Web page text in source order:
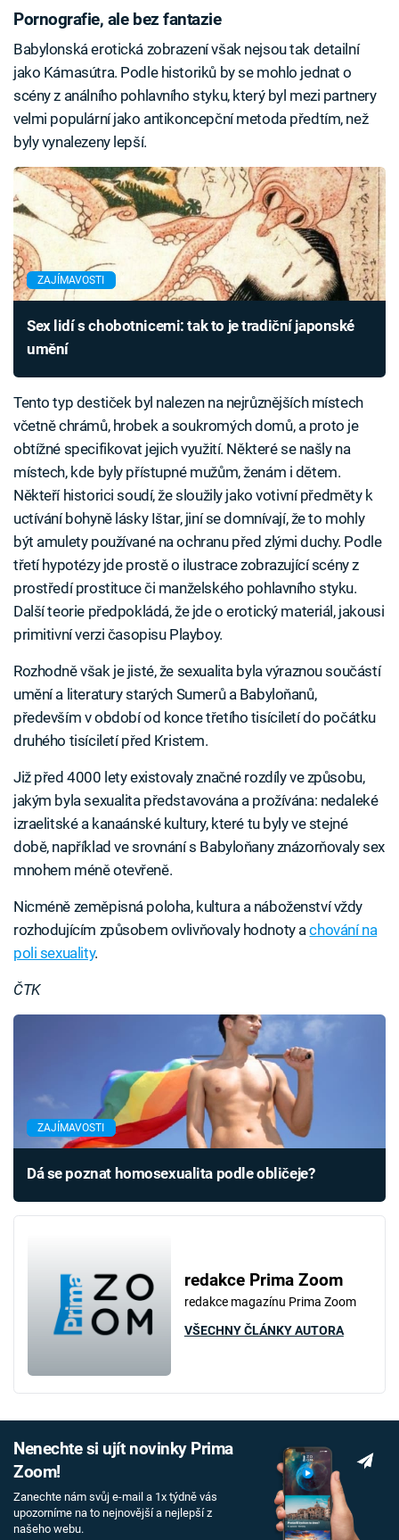
Pornografie, ale bez fantazie
Babylonská erotická zobrazení však nejsou tak detailní
jako Kámasútra. Podle historiků by se mohlo jednat o
scény z análního pohlavního styku, který byl mezi partnery
velmi populární jako antikoncepční metoda předtím, než
byly vynalezeny lepší.
ZAJÍMAVOSTI
Sex lidí s chobotnicemi: tak to je tradiční japonské
umění
Tento typ destiček byl nalezen na nejrůznějších místech
včetně chrámů, hrobek a soukromých domů, a proto je
obtížné specifikovat jejich využití. Některé se našly na
místech, kde byly přístupné mužům, ženám i dětem.
Někteří historici soudí, že sloužily jako votivní předměty k
uctívání bohyně lásky Ištar, jiní se domnívají, že to mohly
být amulety používané na ochranu před zlými duchy. Podle
třetí hypotézy jde prostě o ilustrace zobrazující scény z
prostředí prostituce či manželského pohlavního styku.
Další teorie předpokládá, že jde o erotický materiál, jakousi
primitivní verzi časopisu Playboy.
Rozhodně však je jisté, že sexualita byla výraznou součástí
umění a literatury starých Sumerů a Babyloňanů,
především v období od konce třetího tisíciletí do počátku
druhého tisíciletí před Kristem.
Již před 4000 lety existovaly značné rozdíly ve způsobu,
jakým byla sexualita představována a prožívána: nedaleké
izraelitské a kanaánské kultury, které tu byly ve stejné
době, například ve srovnání s Babyloňany znázorňovaly sex
mnohem méně otevřeně.
Nicméně zeměpisná poloha, kultura a náboženství vždy
rozhodujícím způsobem ovlivňovaly hodnoty achování na
poli sexuality.
ČTK
ZAJÍMAVOSTI
Dá se poznat homosexualita podle obličeje?
redakce Prima Zoom
redakce magazínu Prima Zoom
VŠECHNY ČLÁNKY AUTORA
Nenechte si ujít novinky Prima
Zoom!
Zanechte nám svůj e-mail a 1x týdně vás
upozorníme na to nejnovější a nejlepší z
našeho webu.